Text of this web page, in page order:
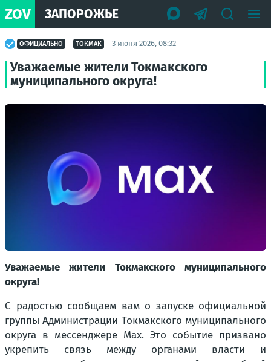
ZOV ЗАПОРОЖЬЕ
ОФИЦИАЛЬНО ТОКМАК 3 июня 2026, 08:32
Уважаемые жители Токмакского
муниципального округа!
Уважаемые жители Токмакского муниципального
округа!
С радостью сообщаем вам о запуске официальной
группы Администрации Токмакского муниципального
округа в мессенджере Max. Это событие призвано
укрепить связь между органами власти и